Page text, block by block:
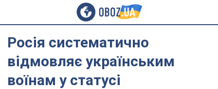
Росія систематично
відмовляє українським
воїнам у статусі